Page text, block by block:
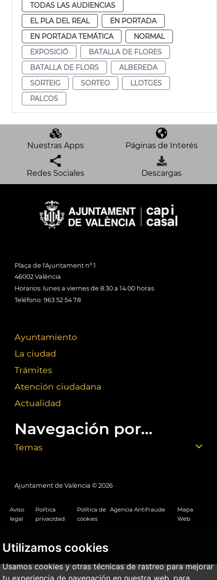
Utilizamos cookies
Usamos cookies y otras técnicas de rastreo para mejorar
tu experiencia de navegación en nuestra web, para
TODAS LAS AUDIENCIAS
EL PLA DEL REAL
EN PORTADA
EN PORTADA TEMÁTICA
NORMAL
EXPOSICIÓ
BATALLA DE FLORES
BATALLA DE FLORS
ALBEREDA
SORTEIG
SORTEO
LLOTGES
PALCOS
Nuestras Apps Páginas de Interés
Redes Sociales Descargas
Plaça de l'Ajuntament nº 1
46002 València
Horarios: lunes a viernes de 8:30 a 14:00 horas
Teléfono: 963 52 54 78
Ayuntamiento
La ciudad
Trámites
Atención ciudadana
Actualidad
Navegación por...
Temas
Ajuntament de València © 2026
Aviso
legal
Política
privacidad
Política de
cookies
Agencia Antifraude
Mapa
Web